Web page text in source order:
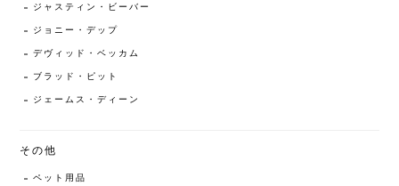
ジャスティン・ビーバー
ジョニー・デップ
デヴィッド・ベッカム
ブラッド・ピット
ジェームス・ディーン
その他
ペット用品